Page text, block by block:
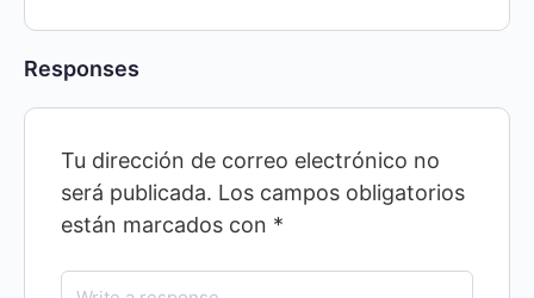
Responses
Tu dirección de correo electrónico no
será publicada. Los campos obligatorios
están marcados con *